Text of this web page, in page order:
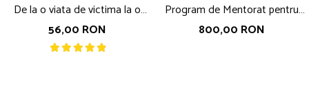
De la o viata de victima la o
cariera de succes, autor Nicoleta
Fotau-Ababei
56,00 RON
Program de Mentorat pentru
Femei Regasirea Puterii
800,00 RON